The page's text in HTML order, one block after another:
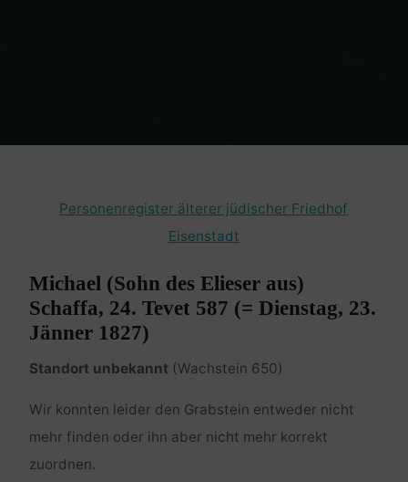
Personenregister älterer jüdischer Friedhof
Eisenstadt
Michael (Sohn des Elieser aus)
Schaffa, 24. Tevet 587 (= Dienstag, 23.
Jänner 1827)
Standort unbekannt (Wachstein 650)
Wir konnten leider den Grabstein entweder nicht
mehr finden oder ihn aber nicht mehr korrekt
zuordnen.